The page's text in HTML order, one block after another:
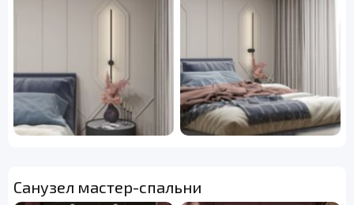
Санузел мастер-спальни